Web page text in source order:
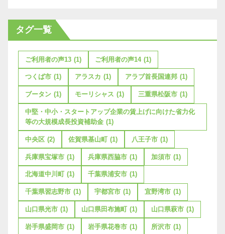
タグ一覧
ご利用者の声13 (1) ご利用者の声14 (1)
つくば市 (1) アラスカ (1) アラブ首長国連邦 (1)
ブータン (1) モーリシャス (1) 三重県松阪市 (1)
中堅・中小・スタートアップ企業の賃上げに向けた省力化
等の大規模成長投資補助金 (1)
中央区 (2) 佐賀県基山町 (1) 八王子市 (1)
兵庫県宝塚市 (1) 兵庫県西脇市 (1) 加須市 (1)
北海道中川町 (1) 千葉県浦安市 (1)
千葉県習志野市 (1) 宇都宮市 (1) 宜野湾市 (1)
山口県光市 (1) 山口県田布施町 (1) 山口県萩市 (1)
岩手県盛岡市 (1) 岩手県花巻市 (1) 所沢市 (1)